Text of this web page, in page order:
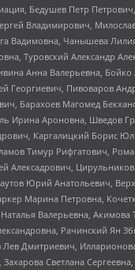
Бедушев Петр
Владимирович,
Вадимовна, Чанышева Лилия
Туровский Александр
Анна Валерьевна, Бойко
Георгиевич, Пивоваров
Барахоев Магомед
Ирина Ароновна, Шведов
Каргалицкий Борис
Тимур Рифгатович,
Алексадрович,
Юрий Анатольевич,
Марина Петровна,
Валерьевна, Акимова
Рачинский Ян
Лев Дмитриевич,
Светлана